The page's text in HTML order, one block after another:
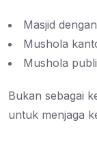
Masjid
Mushola
Mushola
Bukan sebagai
untuk menjaga